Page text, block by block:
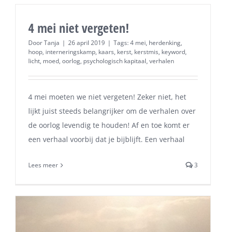
4 mei niet vergeten!
DoorTanja | 26 april 2019 | Tags:4 mei, herdenking,
hoop, interneringskamp, kaars, kerst, kerstmis, keyword,
licht, moed, oorlog, psychologisch kapitaal, verhalen
4 mei moeten we niet vergeten! Zeker niet, het
lijkt juist steeds belangrijker om de verhalen over
de oorlog levendig te houden! Af en toe komt er
een verhaal voorbij dat je bijblijft. Een verhaal
Lees meer 3